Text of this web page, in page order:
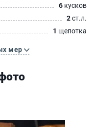
6 кусков
2ст.л.
1 щепотка
мер